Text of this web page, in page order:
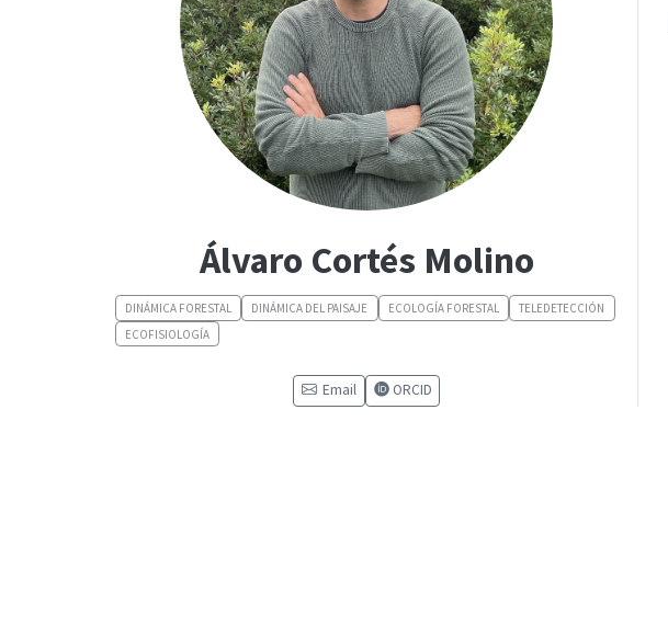
Álvaro Cortés Molino
DINÁMICA FORESTAL DINÁMICA DEL PAISAJE ECOLOGÍA FORESTAL
TELEDETECCIÓN
ECOFISIOLOGÍA
Email ORCID